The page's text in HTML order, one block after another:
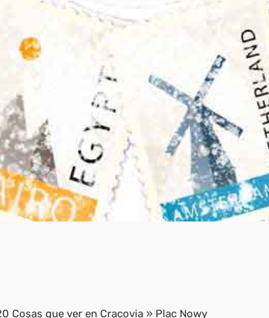
Cosas que ver en Cracovia » Plac Nowy